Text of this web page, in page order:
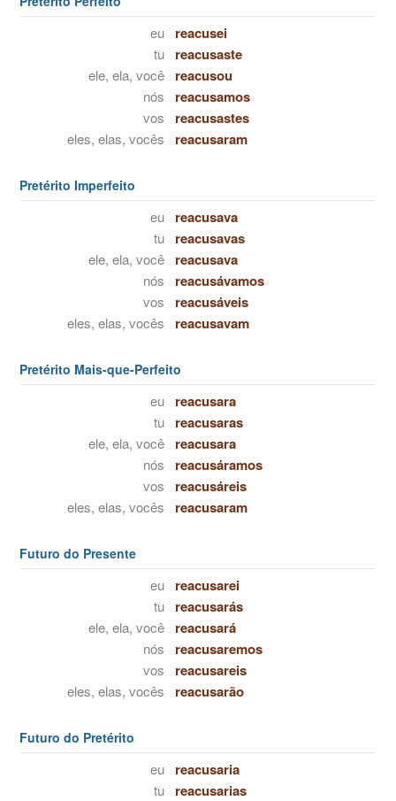
eu reacusei
tu reacusaste
ele, ela, você reacusou
nós reacusamos
vos reacusastes
eles, elas, vocês reacusaram
Pretérito Imperfeito
eu reacusava
tu reacusavas
ele, ela, você reacusava
nós reacusávamos
vos reacusáveis
eles, elas, vocês reacusavam
Pretérito Mais-que-Perfeito
eu reacusara
tu reacusaras
ele, ela, você reacusara
nós reacusáramos
vos reacusáreis
eles, elas, vocês reacusaram
Futuro do Presente
eu reacusarei
tu reacusarás
ele, ela, você reacusará
nós reacusaremos
vos reacusareis
eles, elas, vocês reacusarão
Futuro do Pretérito
eu reacusaria
tu reacusarias